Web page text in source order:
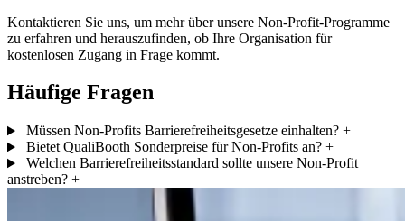
Kontaktieren Sie uns, um mehr über unsere Non-Profit-Programme
zu erfahren und herauszufinden, ob Ihre Organisation für
kostenlosen Zugang in Frage kommt.
Häufige Fragen
Müssen Non-Profits Barrierefreiheitsgesetze einhalten? +
Bietet QualiBooth Sonderpreise für Non-Profits an? +
Welchen Barrierefreiheitsstandard sollte unsere Non-Profit
anstreben? +